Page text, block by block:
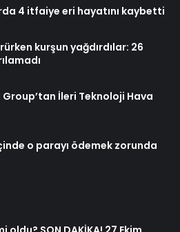
4 itfaiye eri hayatını kaybetti
kurşun yağdırdılar: 26
İleri Teknoloji Hava
o parayı ödemek zorunda